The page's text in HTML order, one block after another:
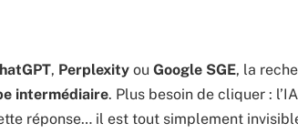
, Perplexity ou Google SGE, la
intermédiaire. Plus besoin de cliquer :
réponse… il est tout simplement